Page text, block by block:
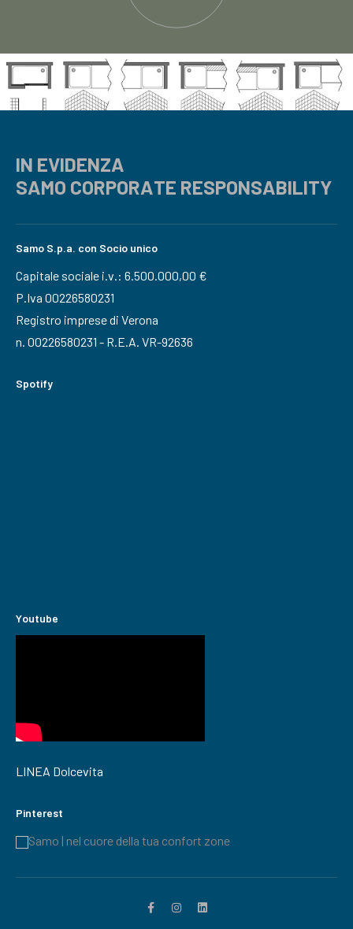
IN EVIDENZA
SAMO CORPORATE RESPONSABILITY
Samo S.p.a. con Socio unico
Capitale sociale i.v.: 6.500.000,00 €
P.Iva 00226580231
Registro imprese di Verona
n. 00226580231 - R.E.A. VR-92636
Spotify
Youtube
LINEA Dolcevita
Pinterest
Samo | nel cuore della tua confort zone